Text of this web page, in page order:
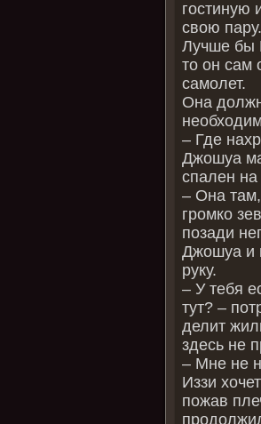
гостиную
свою
Лучше бы
то он сам
самолет.
Она
– Где
Джошуа
спален на
– Она
громко
позади
Джошуа и
руку.
– У тебя
тут? –
делит
здесь не
– Мне не
Иззи
пожав